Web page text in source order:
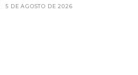
5 DE AGOSTO DE 2026